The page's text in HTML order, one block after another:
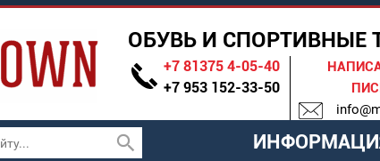
ОБУВЬ И СПОРТИВНЫЕ
+7 81375 4-05-40
+7 953 152-33-50